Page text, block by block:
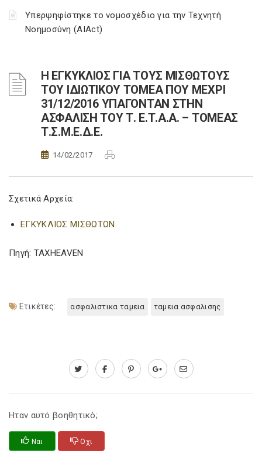
Υπερψηφίστηκε το νομοσχέδιο για την Τεχνητή
Νοημοσύνη (AIAct)
Η ΕΓΚΥΚΛΙΟΣ ΓΙΑ ΤΟΥΣ ΜΙΣΘΩΤΟΥΣ
ΤΟΥ ΙΔΙΩΤΙΚΟΥ ΤΟΜΕΑ ΠΟΥ ΜΕΧΡΙ
31/12/2016 ΥΠΑΓΟΝΤΑΝ ΣΤΗΝ
ΑΣΦΑΛΙΣΗ ΤΟΥ Τ. Ε.Τ.Α.Α. – ΤΟΜΕΑΣ
Τ.Σ.Μ.Ε.Δ.Ε.
14/02/2017
Σχετικά Αρχεία:
ΕΓΚΥΚΛΙΟΣ ΜΙΣΘΩΤΩΝ
Πηγή: TAXHEAVEN
Ετικέτες: ασφαλιστικα ταμεια ταμεια ασφαλισης
Ηταν αυτό βοηθητικό;
Ναι Οχι